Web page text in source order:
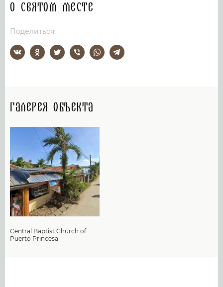
О святом месте
Поделиться:
Галерея объекта
Central Baptist Church of
Puerto Princesa